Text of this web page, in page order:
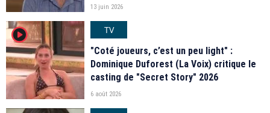
13 juin 2026
player2
TV
"Coté joueurs, c’est un peu light" :
Dominique Duforest (La Voix) critique le
casting de "Secret Story" 2026
6 août 2026